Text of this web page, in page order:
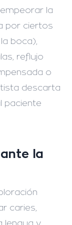
la
por ciertos
boca),
reflujo
o
descarta
paciente
la
caries,
lengua y